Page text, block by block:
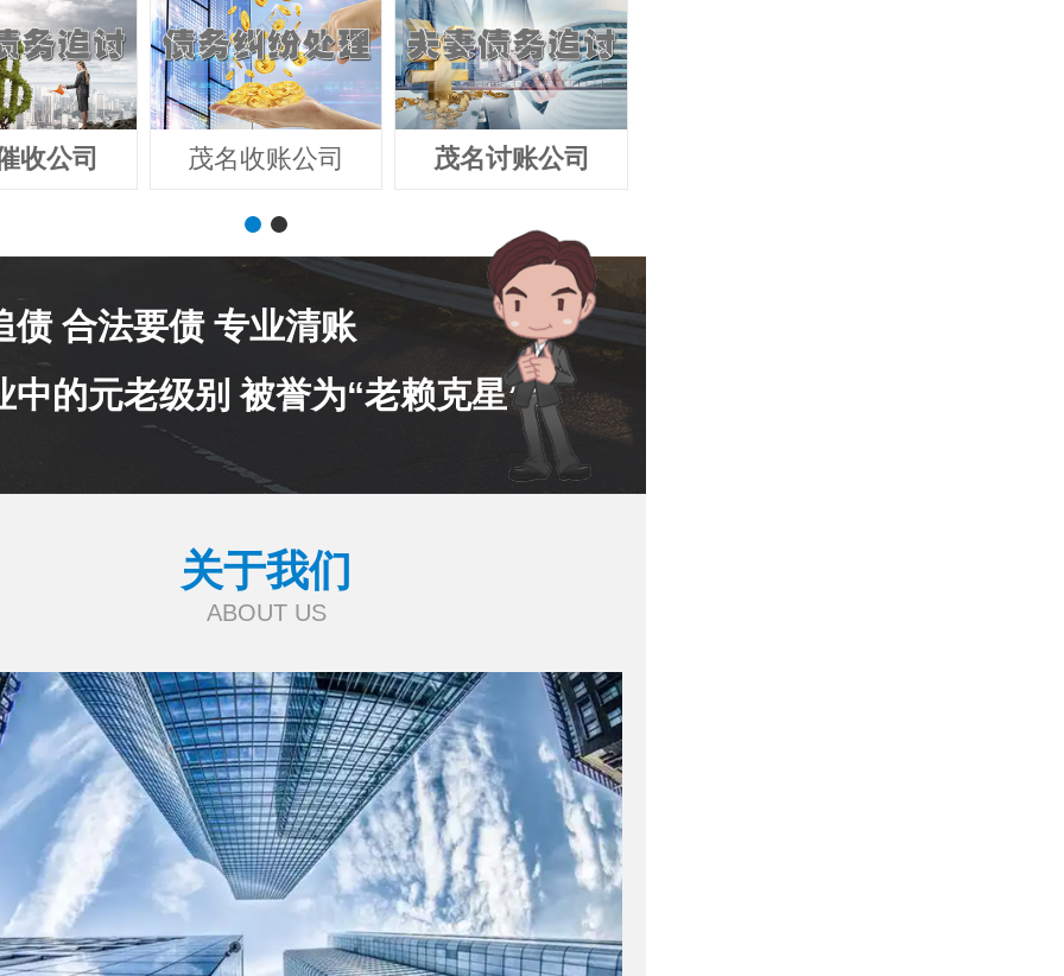
收公司 茂名收账公司 茂名讨账公司
债 合法要债 专业清账
中的元老级别 被誉为“老赖克星”
关于我们
ABOUT US